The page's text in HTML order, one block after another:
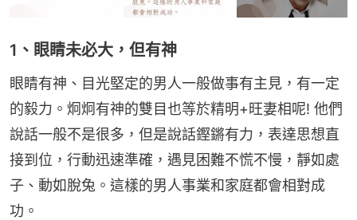
1、眼睛未必大，但有神
眼睛有神、目光堅定的男人一般做事有主見，有一定
的毅力。炯炯有神的雙目也等於精明+旺妻相呢! 他們
說話一般不是很多，但是說話鏗鏘有力，表達思想直
接到位，行動迅速準確，遇見困難不慌不慢，靜如處
子、動如脫兔。這樣的男人事業和家庭都會相對成
功。